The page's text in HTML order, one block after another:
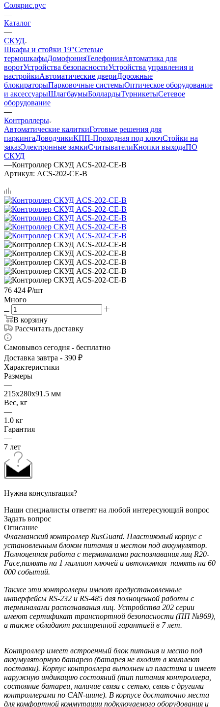
Солярис.рус
—
Каталог
—
СКУД
Шкафы и стойки 19"Сетевые
термошкафыДомофонияТелефонияАвтоматика для
воротУстройства безопасностиУстройства управления и
настройкиАвтоматические двериДорожные
блокираторыПарковочные системыОптическое оборудование
и аксессуарыШлагбаумыБоллардыТурникетыСетевое
оборудование
—
Контроллеры
Автоматические калиткиГотовые решения для
паркингаДоводчикиКПП-Проходная под ключСтойки на
заказЭлектронные замкиСчитывателиКнопки выходаПО
СКУД
—Контроллер СКУД ACS-202-CE-B
Артикул: ACS-202-CE-B
76 424 ₽/шт
Много
В корзину
Рассчитать доставку
Самовывоз сегодня - бесплатно
Доставка завтра - 390 ₽
Характеристики
Размеры
—
215х280х91.5 мм
Вес, кг
—
1.0 кг
Гарантия
—
7 лет
Нужна консультация?
Наши специалисты ответят на любой интересующий вопрос
Задать вопрос
Описание
Флагманский контроллер RusGuard. Пластиковый корпус с
установленным блоком питания и местом под аккумулятор.
Полноценная работа с терминалами распознавания лиц R20-
Face,память на 1 миллион ключей и автономная память на 60
000 событий.
Также эти контроллеры имеют предустановленные
интерфейсы RS-232 и RS-485 для полноценной работы с
терминалами распознавания лиц. Устройства 202 серии
имеют сертификат транспортной безопасности (ПП №969),
а также обладают расширенной гарантией в 7 лет.
Контроллер имеет встроенный блок питания и место под
аккумуляторную батарею (батарея не входит в комплект
поставки). Корпус контроллера выполнен из пластика и имеет
наружную индикацию состояний (тип питания контроллера,
состояние батареи, наличие связи с сетью, связь с другими
контроллерами по CAN-шине). В корпусе достаточно места
для комфортной коммутации подключаемого оборудования и